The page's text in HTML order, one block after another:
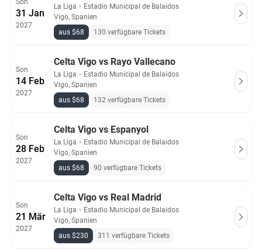
Son
31 Jan
2027
La Liga ・ Estadio Municipal de Balaidos
Vigo, Spanien
aus $68
130 verfügbare Tickets
Son
14 Feb
2027
Celta Vigo vs Rayo Vallecano
La Liga ・ Estadio Municipal de Balaidos
Vigo, Spanien
aus $68
132 verfügbare Tickets
Son
28 Feb
2027
Celta Vigo vs Espanyol
La Liga ・ Estadio Municipal de Balaidos
Vigo, Spanien
aus $68
90 verfügbare Tickets
Son
21 Mär
2027
Celta Vigo vs Real Madrid
La Liga ・ Estadio Municipal de Balaidos
Vigo, Spanien
aus $230
311 verfügbare Tickets